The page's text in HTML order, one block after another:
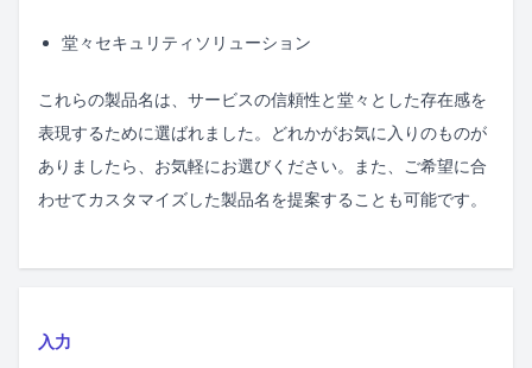
堂々セキュリティソリューション
これらの製品名は、サービスの信頼性と堂々とした存在感を
表現するために選ばれました。どれかがお気に入りのものが
ありましたら、お気軽にお選びください。また、ご希望に合
わせてカスタマイズした製品名を提案することも可能です。
入力